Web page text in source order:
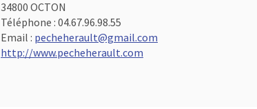
34800 OCTON
Téléphone : 04.67.96.98.55
Email : pecheherault@gmail.com
http://www.pecheherault.com